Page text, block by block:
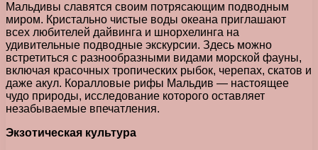
Мальдивы славятся своим потрясающим подводным
миром. Кристально чистые воды океана приглашают
всех любителей дайвинга и шнорхелинга на
удивительные подводные экскурсии. Здесь можно
встретиться с разнообразными видами морской фауны,
включая красочных тропических рыбок, черепах, скатов и
даже акул. Коралловые рифы Мальдив — настоящее
чудо природы, исследование которого оставляет
незабываемые впечатления.
Экзотическая культура